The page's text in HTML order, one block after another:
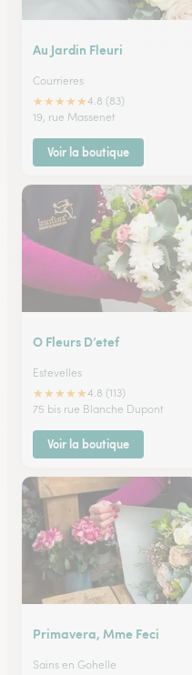
Au Jardin Fleuri
Courrieres
★★★★★4.8 (83)
19, rue Massenet
Voir la boutique
O Fleurs D’etef
Estevelles
★★★★★4.8 (113)
75 bis rue Blanche Dupont
Voir la boutique
Primavera, Mme Feci
Sains en Gohelle